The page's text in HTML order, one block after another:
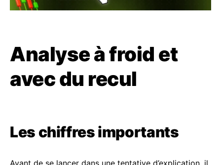
Analyse à froid et
avec du recul
Les chiffres importants
Avant de se lancer dans une tentative d’explication, il